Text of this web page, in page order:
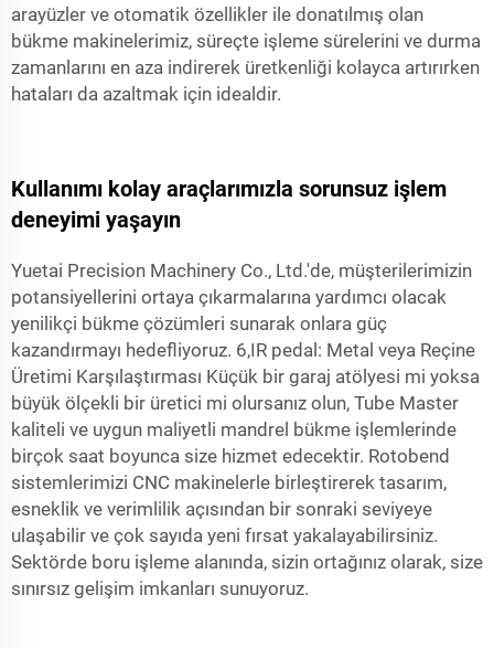
arayüzler ve otomatik özellikler ile donatılmış olan
bükme makinelerimiz, süreçte işleme sürelerini ve durma
zamanlarını en aza indirerek üretkenliği kolayca artırırken
hataları da azaltmak için idealdir.
Kullanımı kolay araçlarımızla sorunsuz işlem
deneyimi yaşayın
Yuetai Precision Machinery Co., Ltd.'de, müşterilerimizin
potansiyellerini ortaya çıkarmalarına yardımcı olacak
yenilikçi bükme çözümleri sunarak onlara güç
kazandırmayı hedefliyoruz. 6,IR pedal: Metal veya Reçine
Üretimi Karşılaştırması Küçük bir garaj atölyesi mi yoksa
büyük ölçekli bir üretici mi olursanız olun, Tube Master
kaliteli ve uygun maliyetli mandrel bükme işlemlerinde
birçok saat boyunca size hizmet edecektir. Rotobend
sistemlerimizi CNC makinelerle birleştirerek tasarım,
esneklik ve verimlilik açısından bir sonraki seviyeye
ulaşabilir ve çok sayıda yeni fırsat yakalayabilirsiniz.
Sektörde boru işleme alanında, sizin ortağınız olarak, size
sınırsız gelişim imkanları sunuyoruz.